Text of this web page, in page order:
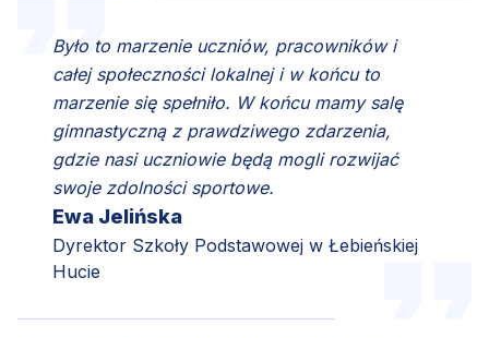
Było to marzenie uczniów, pracowników i
całej społeczności lokalnej i w końcu to
marzenie się spełniło. W końcu mamy salę
gimnastyczną z prawdziwego zdarzenia,
gdzie nasi uczniowie będą mogli rozwijać
swoje zdolności sportowe.
Ewa Jelińska
Dyrektor Szkoły Podstawowej w Łebieńskiej
Hucie